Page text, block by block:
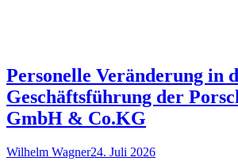
Personelle Veränderung in
Geschäftsführung der
GmbH & Co.KG
Wilhelm Wagner24. Juli 2026